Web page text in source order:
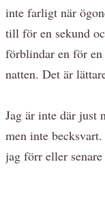
inte farligt när
till för en sekund
förblindar en för en
natten. Det är
Jag är inte där just
men inte
jag förr eller